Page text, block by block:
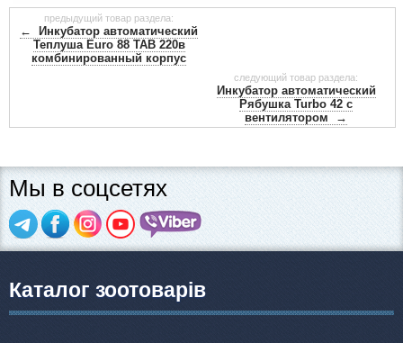
предыдущий товар раздела:
← Инкубатор автоматический
Теплуша Euro 88 ТАВ 220в
комбинированный корпус
следующий товар раздела:
Инкубатор автоматический
Рябушка Turbo 42 с
вентилятором →
Мы в соцсетях
Каталог зоотоварів